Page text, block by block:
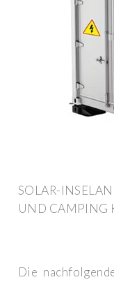
SOLAR-
UND CAMPING
Die